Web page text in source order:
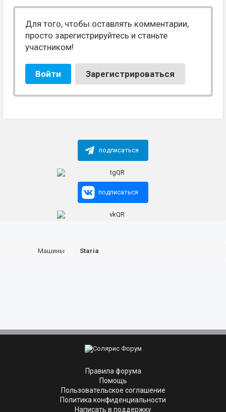
Для того, чтобы оставлять комментарии,
просто зарегистрируйтесь и станьте
участником!
Войти Зарегистрироваться
подписаться
подписаться
Машины Staria
Правила форума
Помощь
Пользовательское соглашение
Политика конфиденциальности
Написать в поддержку